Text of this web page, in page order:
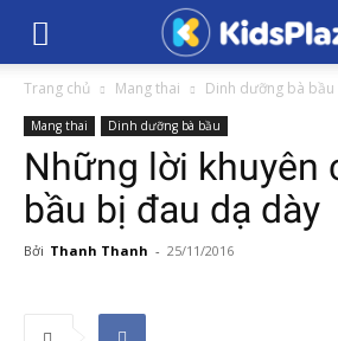
Trang chủ Mang thai Dinh dưỡng bà bầu
Mang thai Dinh dưỡng bà bầu
Những lời khuyên
bầu bị đau dạ dày
Bởi Thanh Thanh - 25/11/2016